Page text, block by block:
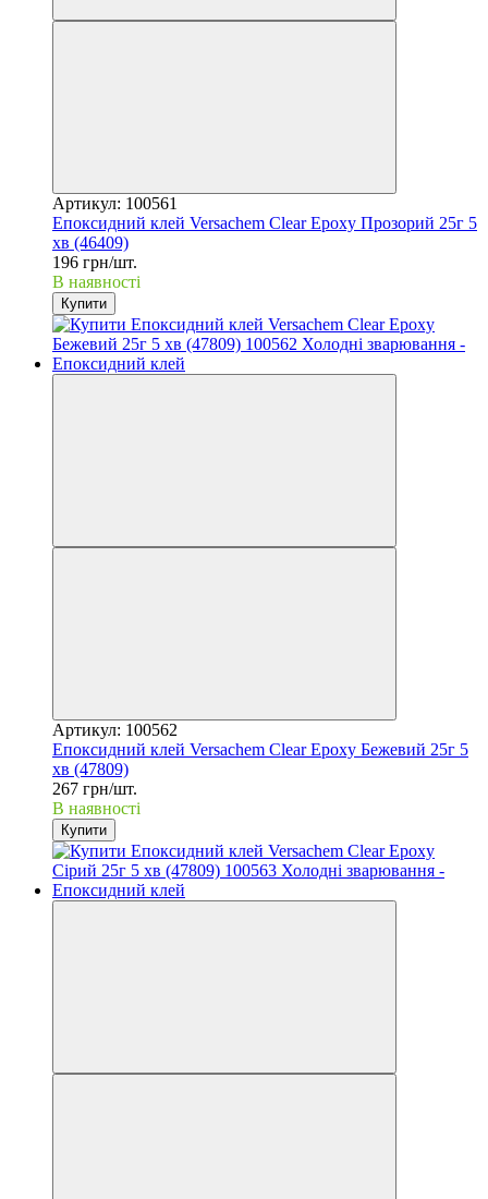
Артикул: 100561
Епоксидний клей Versachem Clear Epoxy Прозорий 25г 5
хв (46409)
196 грн/шт.
В наявності
Купити
Артикул: 100562
Епоксидний клей Versachem Clear Epoxy Бежевий 25г 5
хв (47809)
267 грн/шт.
В наявності
Купити